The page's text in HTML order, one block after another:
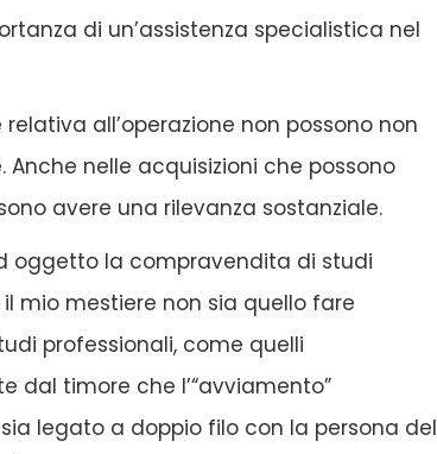
di un’assistenza specialistica nel
all’operazione non possono non
nelle acquisizioni che possono
avere una rilevanza sostanziale.
oggetto la compravendita di studi
mio mestiere non sia quello fare
professionali, come quelli
dal timore che l’“avviamento”
legato a doppio filo con la persona del